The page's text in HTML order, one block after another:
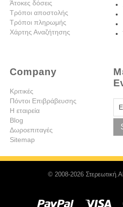
Άτοκες δόσεις
Τρόποι αποστολής
Τρόποι πληρωμής
Χάρτης Αναζήτησης
Company
Κριτικές
Πόντοι Επιβράβευσης
Η εταιρεία
Blog
Δωροεπιταγές
Sitemap
© 2008-2026